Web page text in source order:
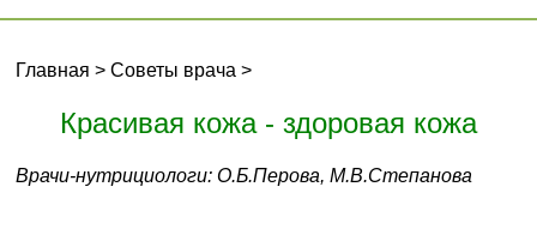
Главная > Советы врача >
Красивая кожа - здоровая кожа
Врачи-нутрициологи: О.Б.Перова, М.В.Степанова